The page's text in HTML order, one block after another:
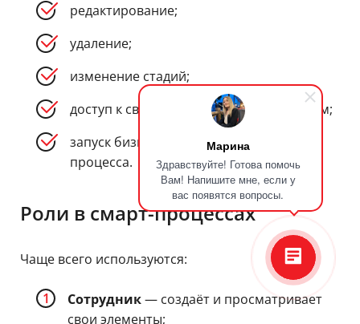
Марина
Здравствуйте! Готова помочь
Вам! Напишите мне, если у
вас появятся вопросы.
редактирование;
удаление;
изменение стадий;
доступ к связанным документам и полям;
запуск бизнес-процессов внутри смарт-
процесса.
Роли в смарт-процессах
Чаще всего используются:
Сотрудник— создаёт и просматривает
свои элементы;